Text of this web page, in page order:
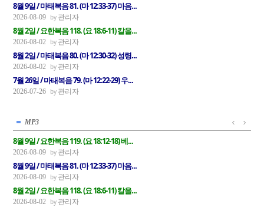
8월 9일 / 마태복음 81. (마 12:33-37) 마음...
2026-08-09 관리자
8월 2일 / 요한복음 118. (요 18:6-11) 칼을...
2026-08-02 관리자
8월 2일 / 마태복음 80. (마 12:30-32) 성령...
2026-08-02 관리자
7월 26일 / 마태복음 79. (마 12:22-29) 우...
2026-07-26 관리자
MP3
8월 9일 / 요한복음 119. (요 18:12-18) 베...
2026-08-09 관리자
8월 9일 / 마태복음 81. (마 12:33-37) 마음...
2026-08-09 관리자
8월 2일 / 요한복음 118. (요 18:6-11) 칼을...
2026-08-02 관리자